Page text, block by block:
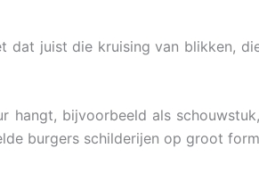
dat juist die kruising van blikken,
hangt, bijvoorbeeld als
burgers schilderijen op groot